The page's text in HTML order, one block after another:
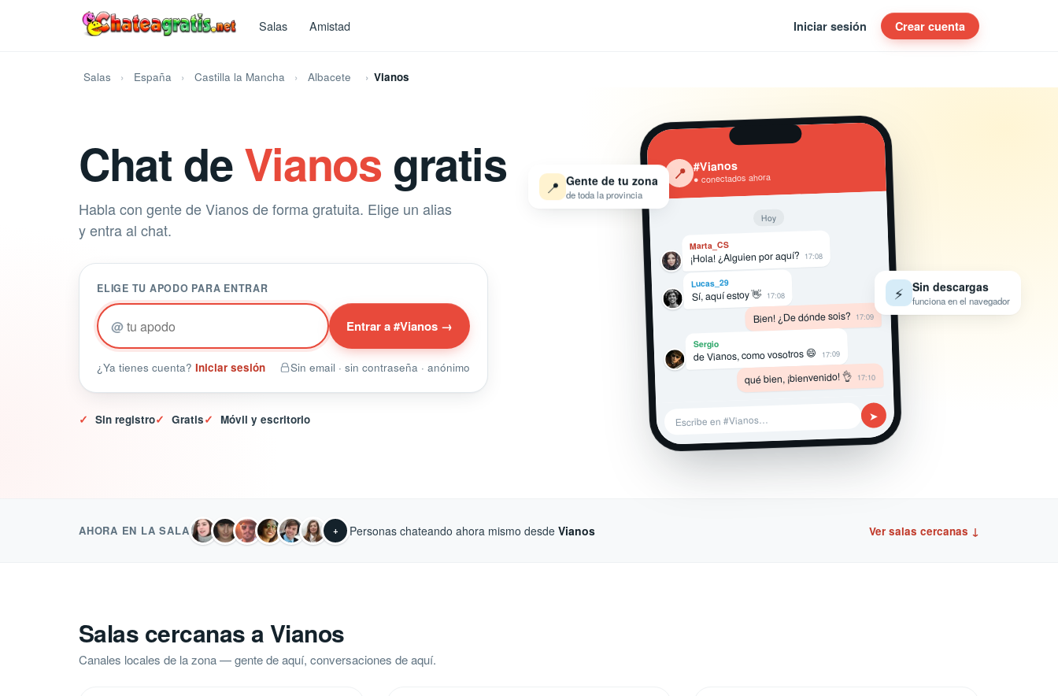
Salas Amistad Iniciar sesión Crear cuenta
Salas España Castilla la Mancha Albacete Vianos
Chat deVianos gratis
Habla con gente de Vianos de forma gratuita. Elige un alias
y entra al chat.
ELIGE TU APODO PARA ENTRAR
@ Entrar a #Vianos →
¿Ya tienes cuenta? Iniciar sesión Sin email · sin contraseña · anónimo
✓ Sin registro✓ Gratis✓ Móvil y escritorio
‹ 📍 #Vianos
● conectados ahora
Hoy
Marta_CS
¡Hola! ¿Alguien por aquí? 17:08
Lucas_29
Sí, aquí estoy 👋 17:08
Bien! ¿De dónde sois? 17:09
Sergio
de Vianos, como vosotros 😄 17:09
qué bien, ¡bienvenido! 👌 17:10
Escribe en #Vianos… ➤
📍 Gente de tu zona
de toda la provincia
⚡ Sin descargas
funciona en el navegador
AHORA EN LA SALA + Personas chateando ahora mismo desdeVianos Ver salas cercanas ↓
Salas cercanas a Vianos
Canales locales de la zona — gente de aquí, conversaciones de aquí.